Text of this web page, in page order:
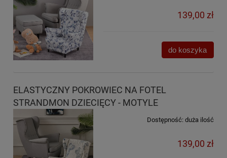
139,00 zł
do koszyka
ELASTYCZNY POKROWIEC NA FOTEL
STRANDMON DZIECIĘCY - MOTYLE
Dostępność: duża ilość
139,00 zł